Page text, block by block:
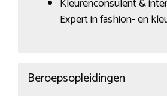
Expert in fashion- en
Beroepsopleidingen